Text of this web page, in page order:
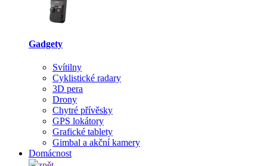
Gadgety
Svítilny
Cyklistické radary
3D pera
Drony
Chytré přívěsky
GPS lokátory
Grafické tablety
Gimbal a akční kamery
Domácnost